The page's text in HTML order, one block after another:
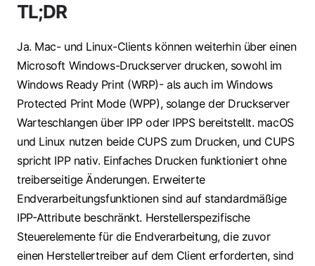
TL;DR
Ja. Mac- und Linux-Clients können weiterhin über einen
Microsoft Windows-Druckserver drucken, sowohl im
Windows Ready Print (WRP)- als auch im Windows
Protected Print Mode (WPP), solange der Druckserver
Warteschlangen über IPP oder IPPS bereitstellt. macOS
und Linux nutzen beide CUPS zum Drucken, und CUPS
spricht IPP nativ. Einfaches Drucken funktioniert ohne
treiberseitige Änderungen. Erweiterte
Endverarbeitungsfunktionen sind auf standardmäßige
IPP-Attribute beschränkt. Herstellerspezifische
Steuerelemente für die Endverarbeitung, die zuvor
einen Herstellertreiber auf dem Client erforderten, sind